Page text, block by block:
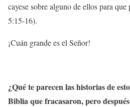
cayese sobre alguno de ellos para
5:15-16).
¡Cuán grande es el Señor!
¿Qué te parecen las historias de
Biblia que fracasaron, pero